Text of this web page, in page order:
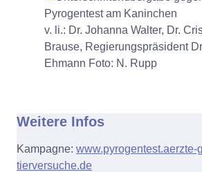
v. li.: Dr. Johanna Walter, Dr.
Brause, Regierungspräsident
Ehmann Foto: N. Rupp
Weitere Infos
Kampagne: www.pyrogentest.aerzte-
tierversuche.de